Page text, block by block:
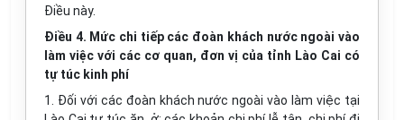
Điều này.
Điều 4. Mức chi tiếp các đoàn khách nước ngoài vào
làm việc với các cơ quan, đơn vị của tỉnh Lào Cai có
tự túc kinh phí
1. Đối với các đoàn khách nước ngoài vào làm việc tại